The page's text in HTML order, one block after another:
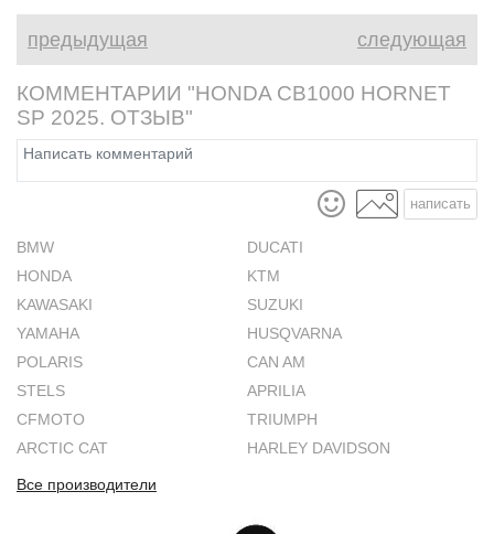
войдут в
года.
предыдущая следующая
КОММЕНТАРИИ "HONDA CB1000 HORNET
SP 2025. ОТЗЫВ"
написать
BMW
DUCATI
HONDA
KTM
KAWASAKI
SUZUKI
YAMAHA
HUSQVARNA
POLARIS
CAN AM
STELS
APRILIA
CFMOTO
TRIUMPH
ARCTIC CAT
HARLEY DAVIDSON
Все производители